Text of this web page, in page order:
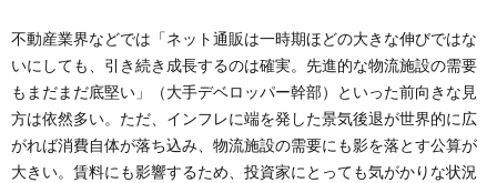
不動産業界などでは「ネット通販は一時期ほどの大きな伸びではな
いにしても、引き続き成長するのは確実。先進的な物流施設の需要
もまだまだ底堅い」（大手デベロッパー幹部）といった前向きな見
方は依然多い。ただ、インフレに端を発した景気後退が世界的に広
がれば消費自体が落ち込み、物流施設の需要にも影を落とす公算が
大きい。賃料にも影響するため、投資家にとっても気がかりな状況